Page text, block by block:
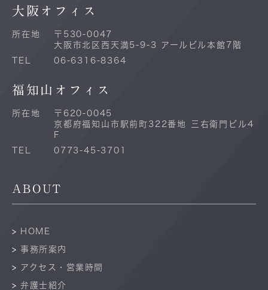
大阪オフィス
所在地
〒530-0047
大阪市北区西天満5-9-3 アールビル本館7階
TEL
06-6316-8364
福知山オフィス
所在地
〒620-0045
京都府福知山市駅前町322番地 三右衛門ビル4
F
TEL
0773-45-3701
ABOUT
HOME
事務所案内
アクセス・営業時間
弁護士紹介